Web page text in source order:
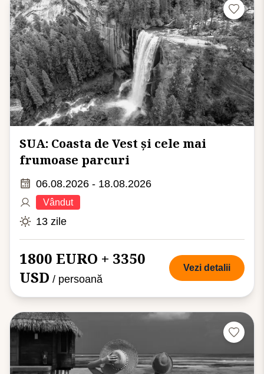
SUA: Coasta de Vest și cele mai
frumoase parcuri
06.08.2026 - 18.08.2026
Vândut
13 zile
1800 EURO + 3350
USD / persoană
Vezi detalii